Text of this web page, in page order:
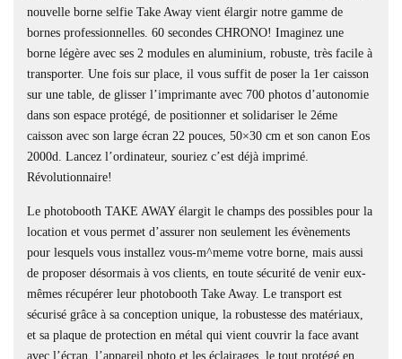
nouvelle borne selfie Take Away vient élargir notre gamme de
bornes professionnelles. 60 secondes CHRONO! Imaginez une
borne légère avec ses 2 modules en aluminium, robuste, très facile à
transporter. Une fois sur place, il vous suffit de poser la 1er caisson
sur une table, de glisser l’imprimante avec 700 photos d’autonomie
dans son espace protégé, de positionner et solidariser le 2éme
caisson avec son large écran 22 pouces, 50×30 cm et son canon Eos
2000d. Lancez l’ordinateur, souriez c’est déjà imprimé.
Révolutionnaire!
Le photobooth TAKE AWAY élargit le champs des possibles pour la
location et vous permet d’assurer non seulement les évènements
pour lesquels vous installez vous-m^meme votre borne, mais aussi
de proposer désormais à vos clients, en toute sécurité de venir eux-
mêmes récupérer leur photobooth Take Away. Le transport est
sécurisé grâce à sa conception unique, la robustesse des matériaux,
et sa plaque de protection en métal qui vient couvrir la face avant
avec l’écran, l’appareil photo et les éclairages, le tout protégé en